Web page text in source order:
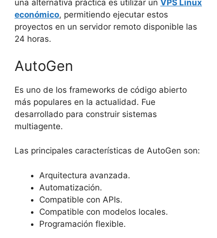
una alternativa práctica es utilizar un VPS Linux
económico, permitiendo ejecutar estos
proyectos en un servidor remoto disponible las
24 horas.
AutoGen
Es uno de los frameworks de código abierto
más populares en la actualidad. Fue
desarrollado para construir sistemas
multiagente.
Las principales características de AutoGen son:
Arquitectura avanzada.
Automatización.
Compatible con APIs.
Compatible con modelos locales.
Programación flexible.